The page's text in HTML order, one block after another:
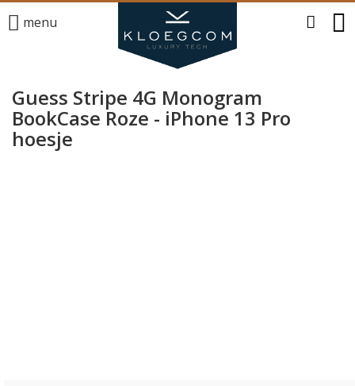
menu
Guess Stripe 4G Monogram
BookCase Roze - iPhone 13 Pro
hoesje